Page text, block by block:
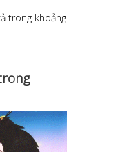
trong khoảng